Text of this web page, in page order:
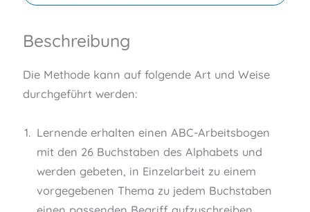
Beschreibung
Die Methode kann auf folgende Art und Weise
durchgeführt werden:
Lernende erhalten einen ABC-Arbeitsbogen
mit den 26 Buchstaben des Alphabets und
werden gebeten, in Einzelarbeit zu einem
vorgegebenen Thema zu jedem Buchstaben